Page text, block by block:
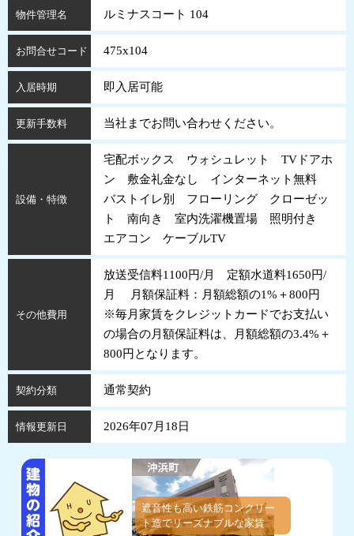
物件管理名 ルミナスコート 104
お問合せコード 475x104
入居時期 即入居可能
更新手数料 当社までお問い合わせください。
設備・特徴
宅配ボックス ウォシュレット TVドアホ
ン 敷金礼金なし インターネット無料
バストイレ別 フローリング クローゼッ
ト 南向き 室内洗濯機置場 照明付き
エアコン ケーブルTV
その他費用
放送受信料1100円/月 定額水道料1650円/
月 月額保証料：月額総額の1%＋800円
※毎月家賃をクレジットカードでお支払い
の場合の月額保証料は、月額総額の3.4%＋
800円となります。
契約分類 通常契約
情報更新日 2026年07月18日
遮音性も高い鉄筋コンクリー
ト造でリーズナブルな家賃